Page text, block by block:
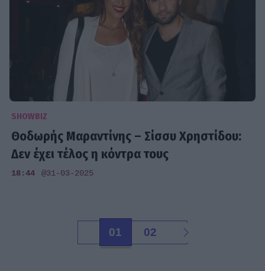
SHOWBIZ
Θοδωρής Μαραντίνης – Σίσσυ Χρηστίδου:
Δεν έχει τέλος η κόντρα τους
18:44 @31-03-2025
01 02